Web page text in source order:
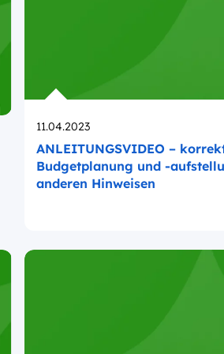
Opublikowano
11.04.2023
ANLEITUNGSVIDEO –
Budgetplanung und -
anderen Hinweisen